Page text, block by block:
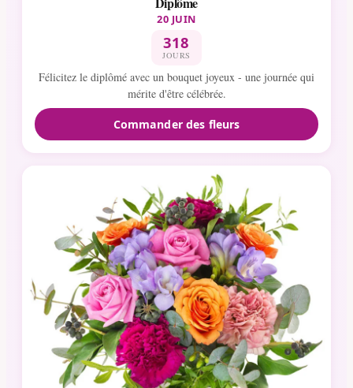
20 JUIN
318
JOURS
Félicitez le diplômé avec un bouquet joyeux - une journée qui
mérite d'être célébrée.
Commander des fleurs